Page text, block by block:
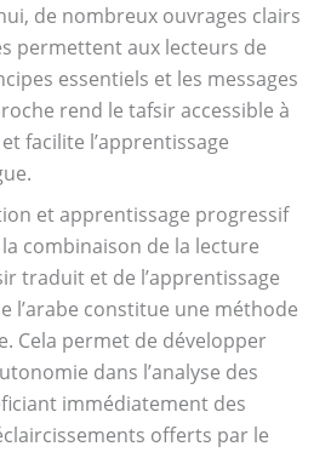
de nombreux ouvrages clairs
permettent aux lecteurs de
essentiels et les messages
rend le tafsir accessible à
facilite l’apprentissage
et apprentissage progressif
combinaison de la lecture
traduit et de l’apprentissage
l’arabe constitue une méthode
Cela permet de développer
dans l’analyse des
immédiatement des
offerts par le